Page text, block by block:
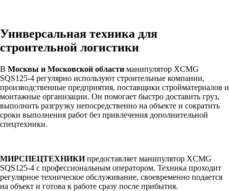
Универсальная техника для
строительной логистики
В Москвы и Московской области манипулятор XCMG
SQS125-4 регулярно используют строительные компании,
производственные предприятия, поставщики стройматериалов и
монтажные организации. Он помогает быстро доставить груз,
выполнить разгрузку непосредственно на объекте и сократить
сроки выполнения работ без привлечения дополнительной
спецтехники.
МИРСПЕЦТЕХНИКИпредоставляет манипулятор XCMG
SQS125-4 с профессиональным оператором. Техника проходит
регулярное техническое обслуживание, своевременно подается
на объект и готова к работе сразу после прибытия.